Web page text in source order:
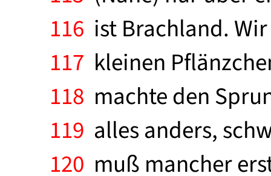
116 ist Brachland.
117 kleinen
118 machte den
119 alles anders,
120 muß mancher